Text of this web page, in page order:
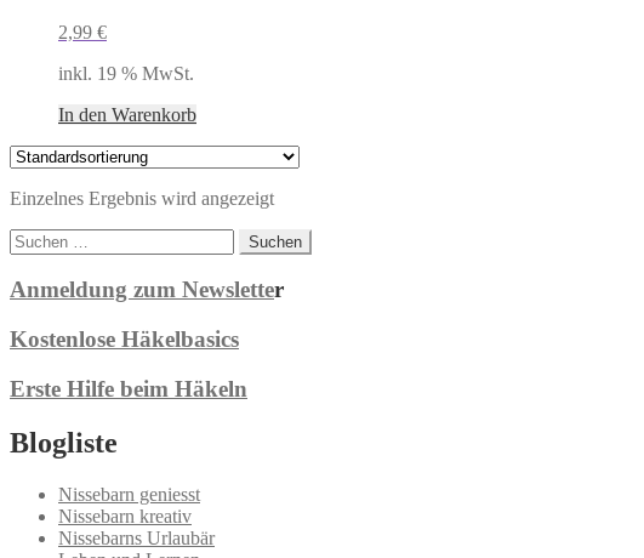
2,99 €
inkl. 19 % MwSt.
In den Warenkorb
Einzelnes Ergebnis wird angezeigt
Suchen
nach:
Anmeldung zum Newsletter
Kostenlose Häkelbasics
Erste Hilfe beim Häkeln
Blogliste
Nissebarn geniesst
Nissebarn kreativ
Nissebarns Urlaubär